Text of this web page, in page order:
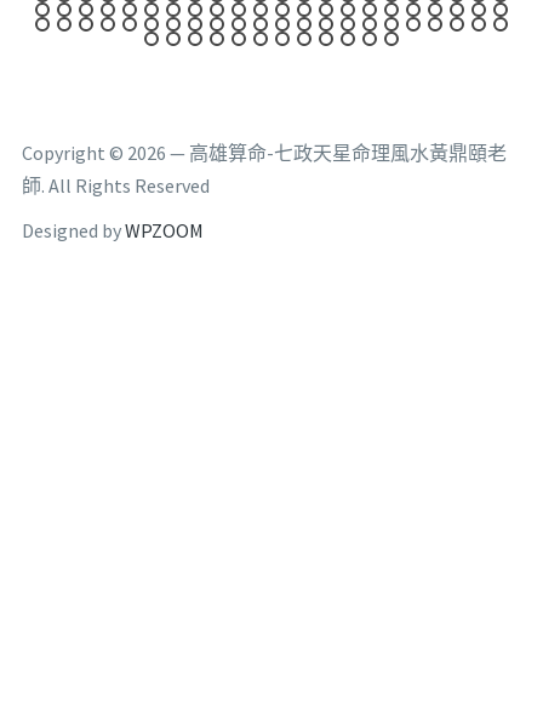
Copyright © 2026 — 高雄算命-七政天星命理風水黃鼎頤老
師. All Rights Reserved
Designed byWPZOOM